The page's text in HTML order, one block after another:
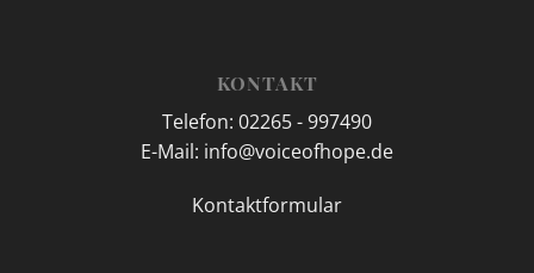
KONTAKT
Telefon: 02265 - 997490
E-Mail: info@voiceofhope.de
Kontaktformular